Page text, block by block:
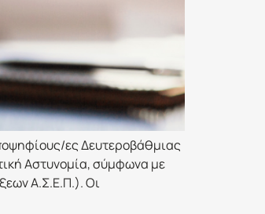
ες Δευτεροβάθμιας
Αστυνομία, σύμφωνα με
Α.Σ.Ε.Π.). Οι